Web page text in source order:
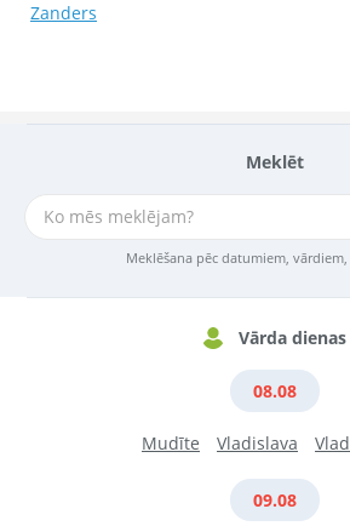
Meklēt
Meklēšana pēc datumiem,
Vārda dienas
08.08
Mudīte Vladislava
09.08
Zanders